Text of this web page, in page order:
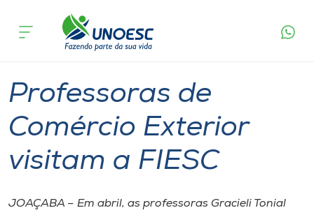
Cursos
Pesquisa
Atendimento ao Estudante
Portal de Ensino
acontece
Professoras de
Comércio Exterior
visitam a FIESC
JOAÇABA – Em abril, as professoras Gracieli Tonial